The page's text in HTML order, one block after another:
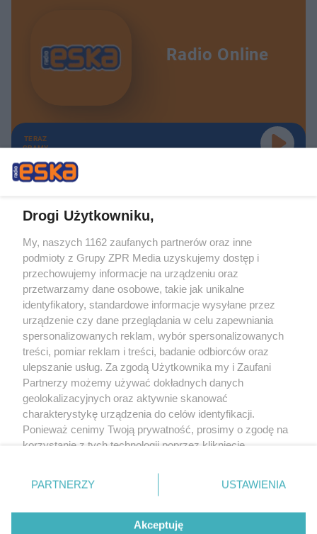
Radio Online
TERAZ
GRAMY
Żaden utwór zamieszczony w serwisie nie może być powielany i
rozpowszechniany lub dalej rozpowszechniany w jakikolwiek sposób (w
tym także elektroniczny lub mechaniczny) na jakimkolwiek polu
eksploatacji w jakiejkolwiek formie, włącznie z umieszczaniem w Internecie
bez pisemnej zgody właściciela praw. Jakiekolwiek użycie lub
wykorzystanie utworów w całości lub w części z naruszeniem prawa, tzn.
bez właściwej zgody, jest zabronione pod groźbą kary i może być ścigane
prawnie.
O nas
Drogi Użytkowniku,
My, naszych 1162 zaufanych partnerów oraz inne
podmioty z Grupy ZPR Media uzyskujemy dostęp i
przechowujemy informacje na urządzeniu oraz
przetwarzamy dane osobowe, takie jak unikalne
identyfikatory, standardowe informacje wysyłane przez
urządzenie czy dane przeglądania w celu zapewniania
spersonalizowanych reklam, wybór spersonalizowanych
treści, pomiar reklam i treści, badanie odbiorców oraz
ulepszanie usług. Za zgodą Użytkownika my i Zaufani
Partnerzy możemy używać dokładnych danych
geolokalizacyjnych oraz aktywnie skanować
charakterystykę urządzenia do celów identyfikacji.
Ponieważ cenimy Twoją prywatność, prosimy o zgodę na
korzystanie z tych technologii poprzez kliknięcie
zmienić/wycofać klikając przycisk ustawień prywatności
znajdujący się w lewym dolnym rogu strony
rodzaje przetwarzania danych nie wymagają zgody
użytkownika, ale masz prawo sprzeciwić się takiemu
PARTNERZY USTAWIENIA
Akceptuję